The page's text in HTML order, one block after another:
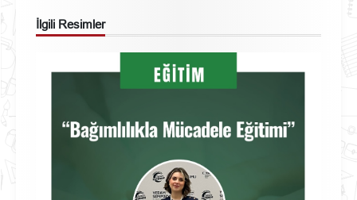
İlgili Resimler